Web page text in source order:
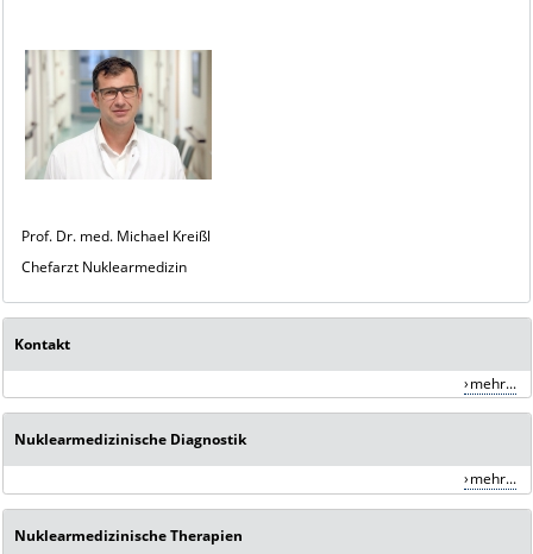
Prof. Dr. med. Michael Kreißl
Chefarzt Nuklearmedizin
Kontakt
mehr...
Nuklearmedizinische Diagnostik
mehr...
Nuklearmedizinische Therapien